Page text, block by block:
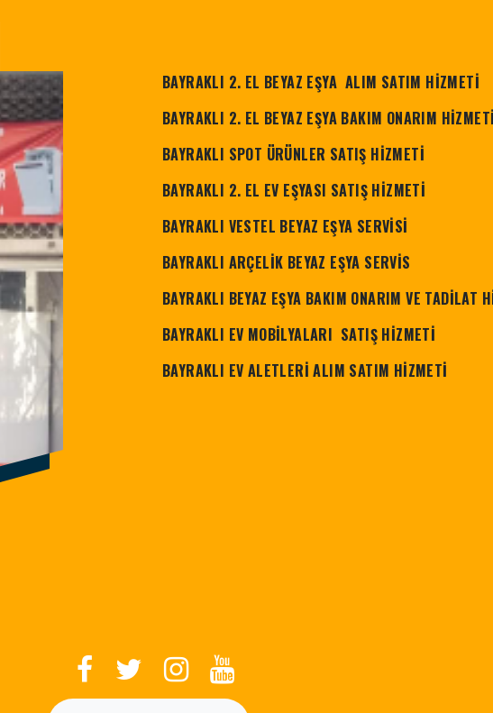
BAYRAKLI 2. EL BEYAZ EŞYA ALIM SATIM HİZMETİ
BAYRAKLI 2. EL BEYAZ EŞYA BAKIM ONARIM HİZMETİ
BAYRAKLI SPOT ÜRÜNLER SATIŞ HİZMETİ
BAYRAKLI 2. EL EV EŞYASI SATIŞ HİZMETİ
BAYRAKLI VESTEL BEYAZ EŞYA SERVİSİ
BAYRAKLI ARÇELİK BEYAZ EŞYA SERVİS
BAYRAKLI BEYAZ EŞYA BAKIM ONARIM VE TADİLAT
BAYRAKLI EV MOBİLYALARI SATIŞ HİZMETİ
BAYRAKLI EV ALETLERİ ALIM SATIM HİZMETİ